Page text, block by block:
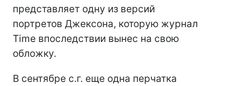
представляет одну из версий
портретов Джексона, которую журнал
Time впоследствии вынес на свою
обложку.
В сентябре с.г. еще одна перчатка